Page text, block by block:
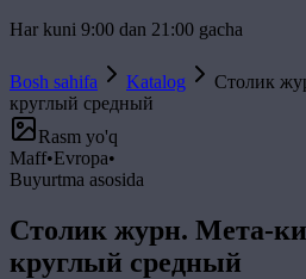
Har kuni 9:00 dan 21:00 gacha
Bosh sahifa Katalog
Столик
круглый средный
Rasm yo'q
Maff•Evropa•
Buyurtma asosida
Столик журн. Мета-
круглый средный